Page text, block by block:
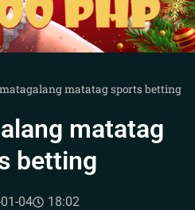
matatag sports betting
matatag
betting
04 18:02